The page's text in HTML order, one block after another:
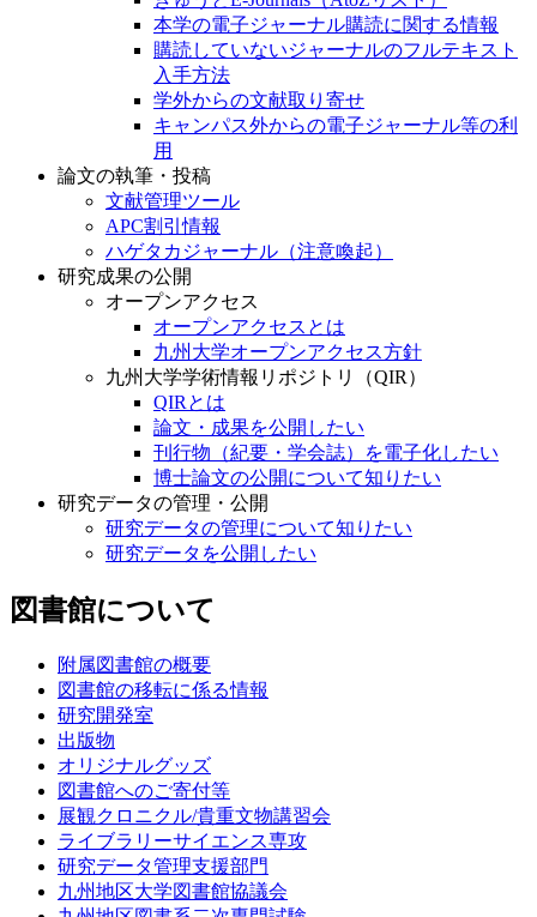
本学の電子ジャーナル購読に関する情報
購読していないジャーナルのフルテキスト
入手方法
学外からの文献取り寄せ
キャンパス外からの電子ジャーナル等の利
用
論文の執筆・投稿
文献管理ツール
APC割引情報
ハゲタカジャーナル（注意喚起）
研究成果の公開
オープンアクセス
オープンアクセスとは
九州大学オープンアクセス方針
九州大学学術情報リポジトリ（QIR）
QIRとは
論文・成果を公開したい
刊行物（紀要・学会誌）を電子化したい
博士論文の公開について知りたい
研究データの管理・公開
研究データの管理について知りたい
研究データを公開したい
図書館について
附属図書館の概要
図書館の移転に係る情報
研究開発室
出版物
オリジナルグッズ
図書館へのご寄付等
展観クロニクル/貴重文物講習会
ライブラリーサイエンス専攻
研究データ管理支援部門
九州地区大学図書館協議会